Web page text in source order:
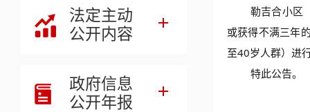
法定主动
公开内容
政府信息
公开年报
勒吉合小区
或获得不满三年
至40岁人群）进
特此公告。